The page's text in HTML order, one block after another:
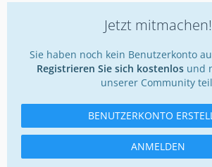
Jetzt mitmachen!
Sie haben noch kein Benutzerkonto
Registrieren Sie sich kostenlosund
unserer Community
BENUTZERKONTO
ANMELDEN